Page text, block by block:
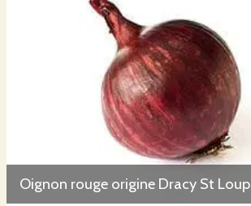
Oignon rouge origine Dracy St Loup